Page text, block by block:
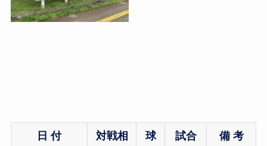
日 付
対戦相
球
試合
備 考